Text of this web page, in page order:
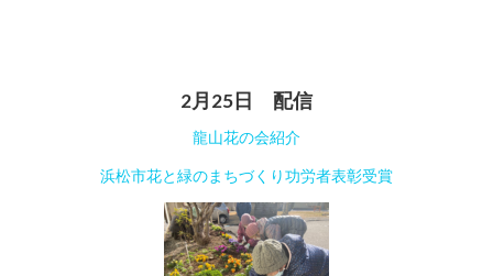
2月25日 配信
龍山花の会紹介
浜松市花と緑のまちづくり功労者表彰受賞